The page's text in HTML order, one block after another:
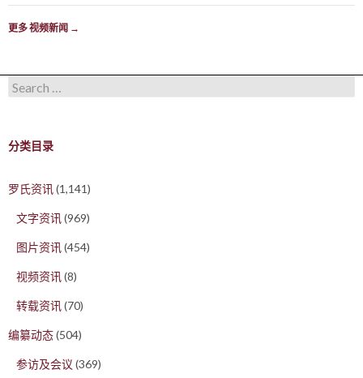
更多 视频新闻 →
Search for:
分类目录
罗氏资讯(1,141)
文字资讯(969)
图片资讯(454)
视频资讯(8)
转载资讯(70)
编纂动态(504)
参访及会议 (369)